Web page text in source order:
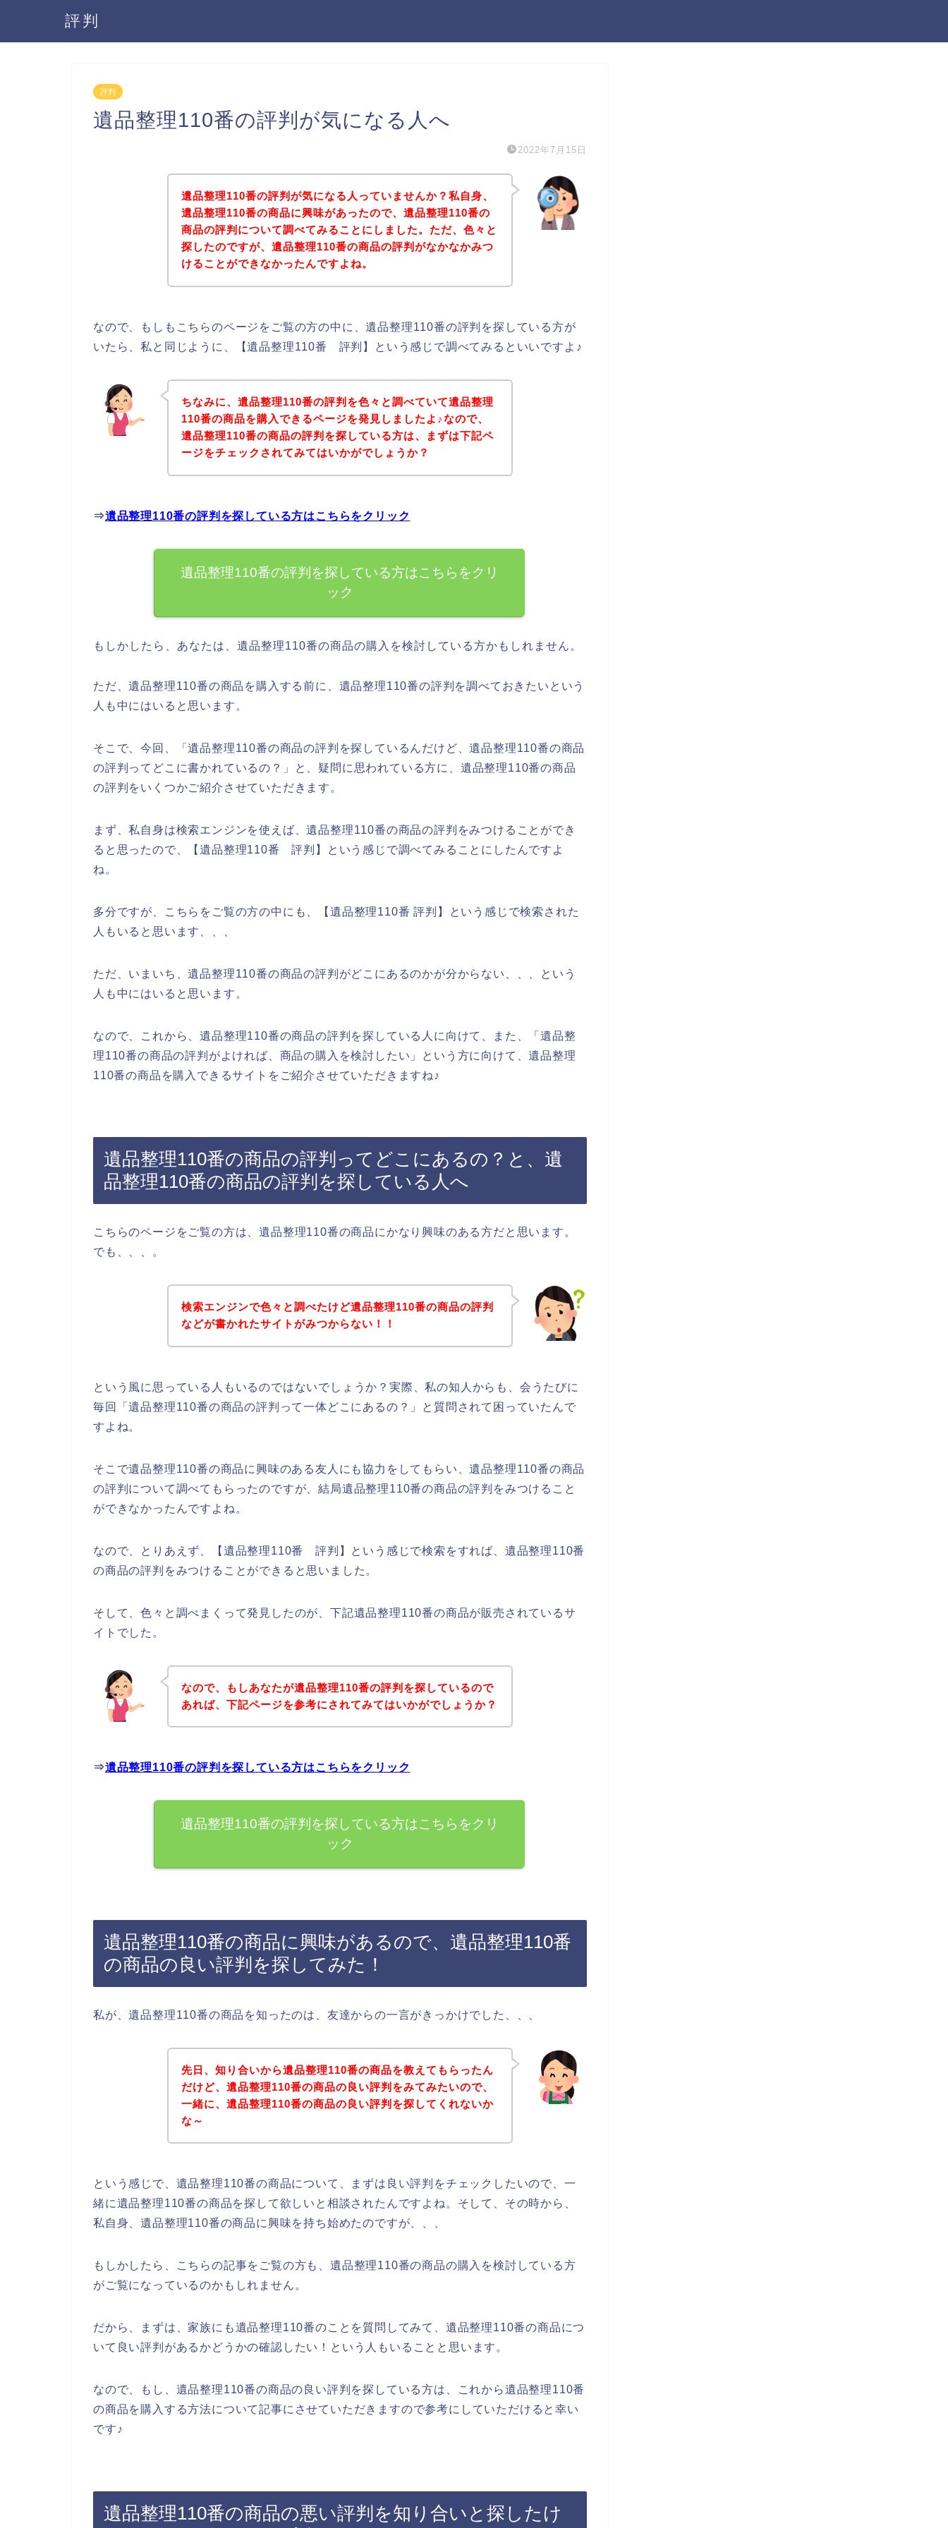
評判
評判
遺品整理110番の評判が気になる人へ
2022年7月15日
遺品整理110番の評判が気になる人っていませんか？私自身、
遺品整理110番の商品に興味があったので、遺品整理110番の
商品の評判について調べてみることにしました。ただ、色々と
探したのですが、遺品整理110番の商品の評判がなかなかみつ
けることができなかったんですよね。
なので、もしもこちらのページをご覧の方の中に、遺品整理110番の評判を探している方が
いたら、私と同じように、【遺品整理110番 評判】という感じで調べてみるといいですよ♪
ちなみに、遺品整理110番の評判を色々と調べていて遺品整理
110番の商品を購入できるページを発見しましたよ♪なので、
遺品整理110番の商品の評判を探している方は、まずは下記ペ
ージをチェックされてみてはいかがでしょうか？
⇒遺品整理110番の評判を探している方はこちらをクリック
遺品整理110番の評判を探している方はこちらをクリ
ック
もしかしたら、あなたは、遺品整理110番の商品の購入を検討している方かもしれません。
ただ、遺品整理110番の商品を購入する前に、遺品整理110番の評判を調べておきたいという
人も中にはいると思います。
そこで、今回、「遺品整理110番の商品の評判を探しているんだけど、遺品整理110番の商品
の評判ってどこに書かれているの？」と、疑問に思われている方に、遺品整理110番の商品
の評判をいくつかご紹介させていただきます。
まず、私自身は検索エンジンを使えば、遺品整理110番の商品の評判をみつけることができ
ると思ったので、【遺品整理110番 評判】という感じで調べてみることにしたんですよ
ね。
多分ですが、こちらをご覧の方の中にも、【遺品整理110番 評判】という感じで検索された
人もいると思います、、、
ただ、いまいち、遺品整理110番の商品の評判がどこにあるのかが分からない、、、という
人も中にはいると思います。
なので、これから、遺品整理110番の商品の評判を探している人に向けて、また、「遺品整
理110番の商品の評判がよければ、商品の購入を検討したい」という方に向けて、遺品整理
110番の商品を購入できるサイトをご紹介させていただきますね♪
遺品整理110番の商品の評判ってどこにあるの？と、遺
品整理110番の商品の評判を探している人へ
こちらのページをご覧の方は、遺品整理110番の商品にかなり興味のある方だと思います。
でも、、、。
検索エンジンで色々と調べたけど遺品整理110番の商品の評判
などが書かれたサイトがみつからない！！
という風に思っている人もいるのではないでしょうか？実際、私の知人からも、会うたびに
毎回「遺品整理110番の商品の評判って一体どこにあるの？」と質問されて困っていたんで
すよね。
そこで遺品整理110番の商品に興味のある友人にも協力をしてもらい、遺品整理110番の商品
の評判について調べてもらったのですが、結局遺品整理110番の商品の評判をみつけること
ができなかったんですよね。
なので、とりあえず、【遺品整理110番 評判】という感じで検索をすれば、遺品整理110番
の商品の評判をみつけることができると思いました。
そして、色々と調べまくって発見したのが、下記遺品整理110番の商品が販売されているサ
イトでした。
なので、もしあなたが遺品整理110番の評判を探しているので
あれば、下記ページを参考にされてみてはいかがでしょうか？
⇒遺品整理110番の評判を探している方はこちらをクリック
遺品整理110番の評判を探している方はこちらをクリ
ック
遺品整理110番の商品に興味があるので、遺品整理110番
の商品の良い評判を探してみた！
私が、遺品整理110番の商品を知ったのは、友達からの一言がきっかけでした、、、
先日、知り合いから遺品整理110番の商品を教えてもらったん
だけど、遺品整理110番の商品の良い評判をみてみたいので、
一緒に、遺品整理110番の商品の良い評判を探してくれないか
な～
という感じで、遺品整理110番の商品について、まずは良い評判をチェックしたいので、一
緒に遺品整理110番の商品を探して欲しいと相談されたんですよね。そして、その時から、
私自身、遺品整理110番の商品に興味を持ち始めたのですが、、、
もしかしたら、こちらの記事をご覧の方も、遺品整理110番の商品の購入を検討している方
がご覧になっているのかもしれません。
だから、まずは、家族にも遺品整理110番のことを質問してみて、遺品整理110番の商品につ
いて良い評判があるかどうかの確認したい！という人もいることと思います。
なので、もし、遺品整理110番の商品の良い評判を探している方は、これから遺品整理110番
の商品を購入する方法について記事にさせていただきますので参考にしていただけると幸い
です♪
遺品整理110番の商品の悪い評判を知り合いと探したけ